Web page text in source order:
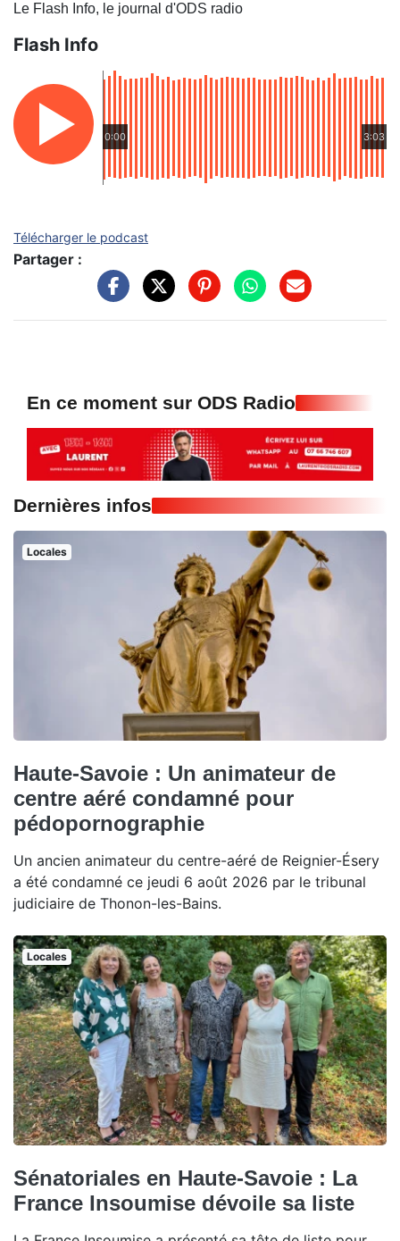
Le Flash Info, le journal d'ODS radio
Flash Info
0:00 3:03
Télécharger le podcast
Partager :
En ce moment sur ODS Radio
Dernières infos
Locales
Haute-Savoie : Un animateur de
centre aéré condamné pour
pédopornographie
Un ancien animateur du centre-aéré de Reignier-Ésery
a été condamné ce jeudi 6 août 2026 par le tribunal
judiciaire de Thonon-les-Bains.
Locales
Sénatoriales en Haute-Savoie : La
France Insoumise dévoile sa liste